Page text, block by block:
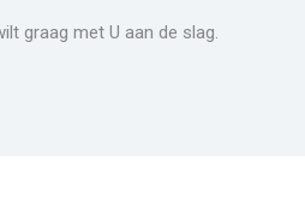
graag met U aan de slag.